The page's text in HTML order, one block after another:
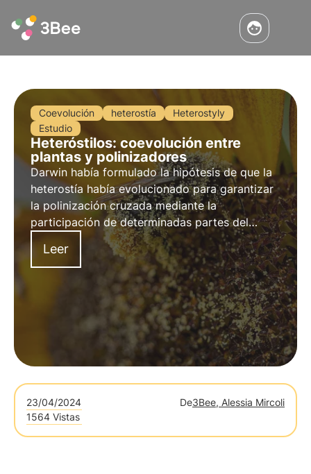
Coevolución heterostía
Heterostyly
Estudio
Heteróstilos: coevolución entre
plantas y polinizadores
Darwin había formulado la hipótesis de que la
heterostía había evolucionado para garantizar
la polinización cruzada mediante la
participación de determinadas partes del
cuerpo de los polinizadores. Hoy, un equipo de
investigadores ha realizado un estudio sobre
este tema, demostrando que, efectivamente, la
corazonada de Darwin era correcta.
Leer
23/04/2024 De3Bee, Alessia Mircoli
1564 Vistas